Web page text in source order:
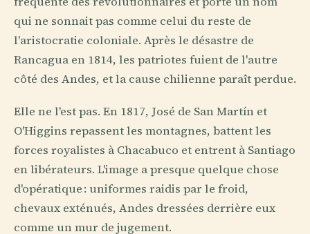
qui ne sonnait pas comme celui du reste de
l'aristocratie coloniale. Après le désastre de
Rancagua en 1814, les patriotes fuient de l'autre
côté des Andes, et la cause chilienne paraît perdue.
Elle ne l'est pas. En 1817, José de San Martín et
O'Higgins repassent les montagnes, battent les
forces royalistes à Chacabuco et entrent à Santiago
en libérateurs. L'image a presque quelque chose
d'opératique : uniformes raidis par le froid,
chevaux exténués, Andes dressées derrière eux
comme un mur de jugement.